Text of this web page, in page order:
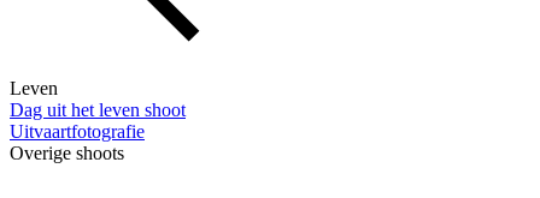
Leven
Dag uit het leven shoot
Uitvaartfotografie
Overige shoots